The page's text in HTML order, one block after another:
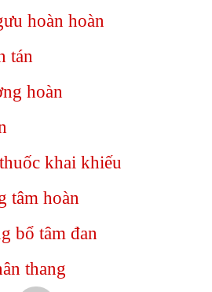
hoàn hoàn
tán
hoàn
khai khiếu
tâm hoàn
bổ tâm đan
thang